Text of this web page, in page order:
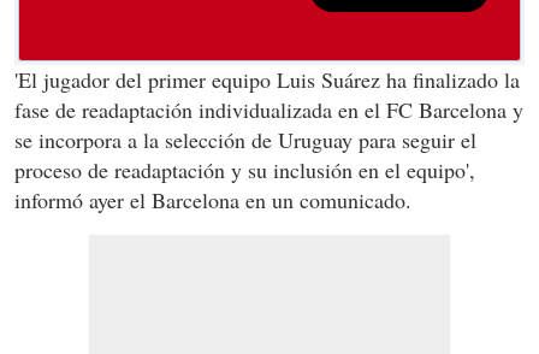
'El jugador del primer equipo Luis Suárez ha finalizado la
fase de readaptación individualizada en el FC Barcelona y
se incorpora a la selección de Uruguay para seguir el
proceso de readaptación y su inclusión en el equipo',
informó ayer el Barcelona en un comunicado.